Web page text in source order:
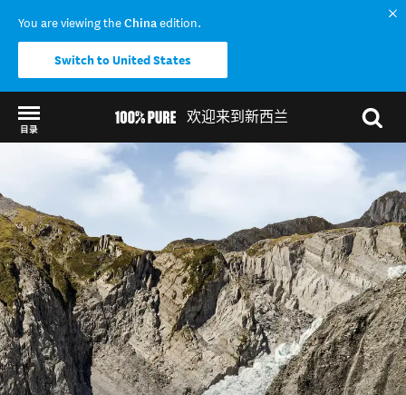
You are viewing theChinaedition.
Switch to United States
欢迎来到新西兰
目录
Back to my results